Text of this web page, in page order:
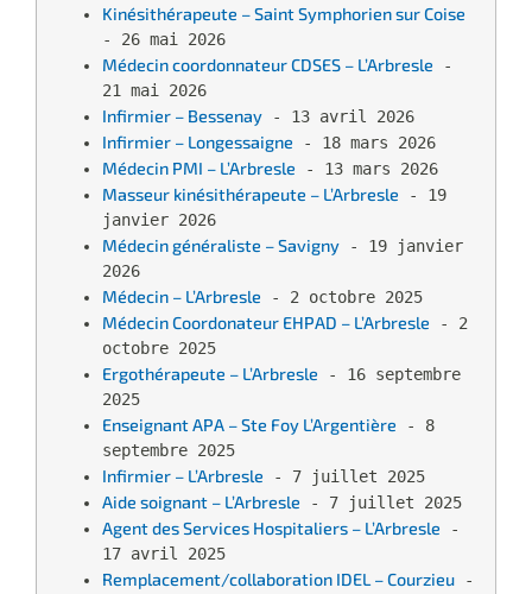
Kinésithérapeute – Saint Symphorien sur Coise
- 26 mai 2026
Médecin coordonnateur CDSES – L’Arbresle -
21 mai 2026
Infirmier – Bessenay - 13 avril 2026
Infirmier – Longessaigne - 18 mars 2026
Médecin PMI – L’Arbresle - 13 mars 2026
Masseur kinésithérapeute – L’Arbresle - 19
janvier 2026
Médecin généraliste – Savigny - 19 janvier
2026
Médecin – L’Arbresle - 2 octobre 2025
Médecin Coordonateur EHPAD – L’Arbresle - 2
octobre 2025
Ergothérapeute – L’Arbresle - 16 septembre
2025
Enseignant APA – Ste Foy L’Argentière - 8
septembre 2025
Infirmier – L’Arbresle - 7 juillet 2025
Aide soignant – L’Arbresle - 7 juillet 2025
Agent des Services Hospitaliers – L’Arbresle -
17 avril 2025
Remplacement/collaboration IDEL – Courzieu -